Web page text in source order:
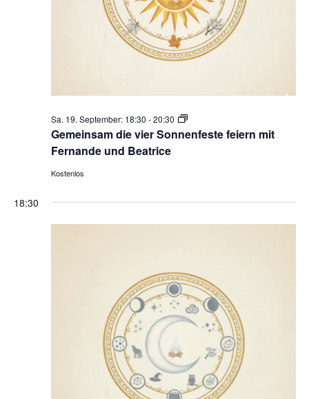
Gemeinsam die vier Sonnenfeste feiern mit
Fernande und Beatrice
Sa. 19. September: 18:30 -20:30
Gemeinsam
die
Kostenlos
18:30